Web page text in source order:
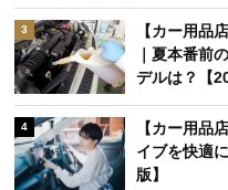
3
【カー用品
｜夏本番前
デルは？【
4
【カー用品
イブを快適
版】